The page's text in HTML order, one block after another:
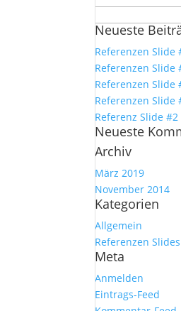
nach:
Neueste
Referenzen Slide
Referenzen Slide
Referenzen Slide
Referenzen Slide
Referenz Slide #2
Neueste
Archiv
März 2019
November 2014
Kategorien
Allgemein
Referenzen Slides
Meta
Anmelden
Eintrags-Feed